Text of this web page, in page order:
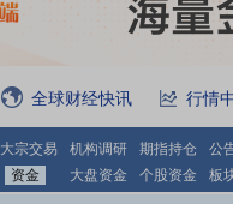
全球财经快讯 行情
大宗交易 机构调研 期指持仓 公
资金 大盘资金 个股资金 板